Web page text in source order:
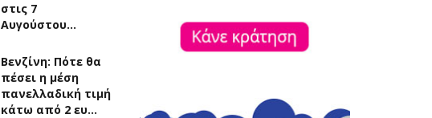
στις 7
Αυγούστου…
Βενζίνη: Πότε θα
πέσει η μέση
πανελλαδική τιμή
κάτω από 2 ευ…